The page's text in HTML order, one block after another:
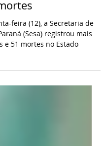
soma 225 mil
coronavírus e
feira (12), a Secretaria de
e 51 mortes no Estado